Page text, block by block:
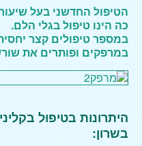
הטיפול החדשני בעל
כה הינו טיפול בגלי הלם.
במספר טיפולים קצר
במרפקים ופותרים את
היתרונות בטיפול
בשרון: